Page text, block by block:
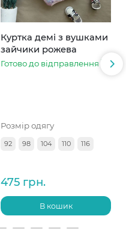
Куртка демі з вушками
зайчики рожева
Готово до відправлення
Розмір одягу
92 98 104 110 116
475 грн.
В кошик